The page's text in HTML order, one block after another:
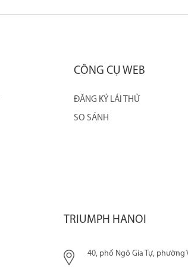
CÔNG CỤ WEB
ĐĂNG KÝ LÁI THỬ
SO SÁNH
TRIUMPH HANOI
40, phố Ngô Gia Tự, phường